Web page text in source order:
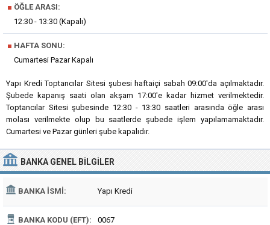
■ ÖĞLE ARASI:
12:30 - 13:30 (Kapalı)
■ HAFTA SONU:
Cumartesi Pazar Kapalı
Yapı Kredi Toptancılar Sitesi şubesi haftaiçi sabah 09:00'da açılmaktadır.
Şubede kapanış saati olan akşam 17:00'e kadar hizmet verilmektedir.
Toptancılar Sitesi şubesinde 12:30 - 13:30 saatleri arasında öğle arası
molası verilmekte olup bu saatlerde şubede işlem yapılamamaktadır.
Cumartesi ve Pazar günleri şube kapalıdır.
BANKA GENEL BILGILER
BANKA İSMI: Yapı Kredi
BANKA KODU (EFT): 0067